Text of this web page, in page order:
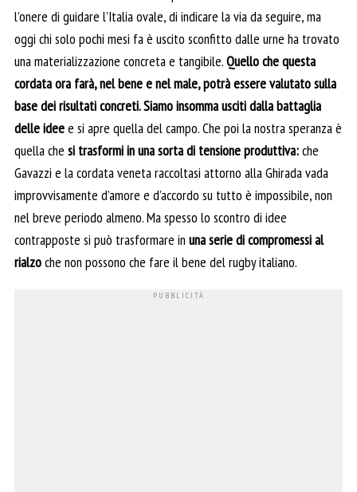
l’onere di guidare l’Italia ovale, di indicare la via da seguire, ma
oggi chi solo pochi mesi fa è uscito sconfitto dalle urne ha trovato
una materializzazione concreta e tangibile.Quello che questa
cordata ora farà, nel bene e nel male, potrà essere valutato sulla
base dei risultati concreti. Siamo insomma usciti dalla battaglia
delle ideee si apre quella del campo. Che poi la nostra speranza è
quella che si trasformi in una sorta di tensione produttiva:che
Gavazzi e la cordata veneta raccoltasi attorno alla Ghirada vada
improvvisamente d’amore e d’accordo su tutto è impossibile, non
nel breve periodo almeno. Ma spesso lo scontro di idee
contrapposte si può trasformare in una serie di compromessi al
rialzoche non possono che fare il bene del rugby italiano.